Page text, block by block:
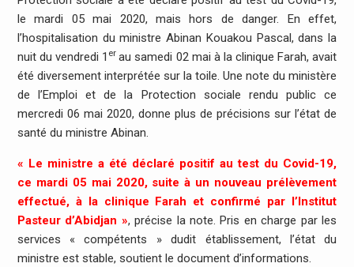
le mardi 05 mai 2020, mais hors de danger. En effet,
l’hospitalisation du ministre Abinan Kouakou Pascal, dans la
nuit du vendredi 1 er au samedi 02 mai à la clinique Farah, avait
été diversement interprétée sur la toile. Une note du ministère
de l’Emploi et de la Protection sociale rendu public ce
mercredi 06 mai 2020, donne plus de précisions sur l’état de
santé du ministre Abinan.
« Le ministre a été déclaré positif au test du Covid-19,
ce mardi 05 mai 2020, suite à un nouveau prélèvement
effectué, à la clinique Farah et confirmé par l’Institut
Pasteur d’Abidjan », précise la note. Pris en charge par les
services « compétents » dudit établissement, l’état du
ministre est stable, soutient le document d’informations.